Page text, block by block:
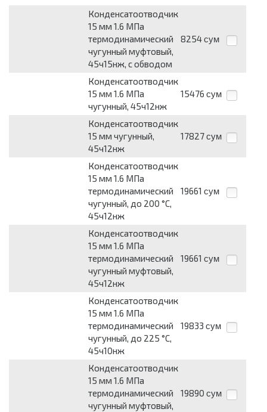
Конденсатоотводчик
15 мм 1.6 МПа
термодинамический
чугунный муфтовый,
45ч15нж, с обводом
8254 сум
Конденсатоотводчик
15 мм 1.6 МПа
чугунный, 45ч12нж
15476 сум
Конденсатоотводчик
15 мм чугунный,
45ч12нж
17827 сум
Конденсатоотводчик
15 мм 1.6 МПа
термодинамический
чугунный, до 200 °С,
45ч12нж
19661 сум
Конденсатоотводчик
15 мм 1.6 МПа
термодинамический
чугунный муфтовый,
45ч12нж
19661 сум
Конденсатоотводчик
15 мм 1.6 МПа
термодинамический
чугунный, до 225 °С,
45ч10нж
19833 сум
Конденсатоотводчик
15 мм 1.6 МПа
термодинамический
чугунный муфтовый,
19890 сум